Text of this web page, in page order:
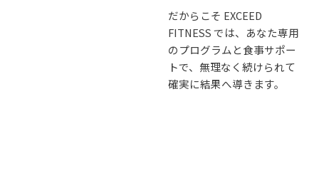
だからこそ EXCEED
FITNESS では、あなた専用
のプログラムと食事サポー
トで、無理なく続けられて
確実に結果へ導きます。